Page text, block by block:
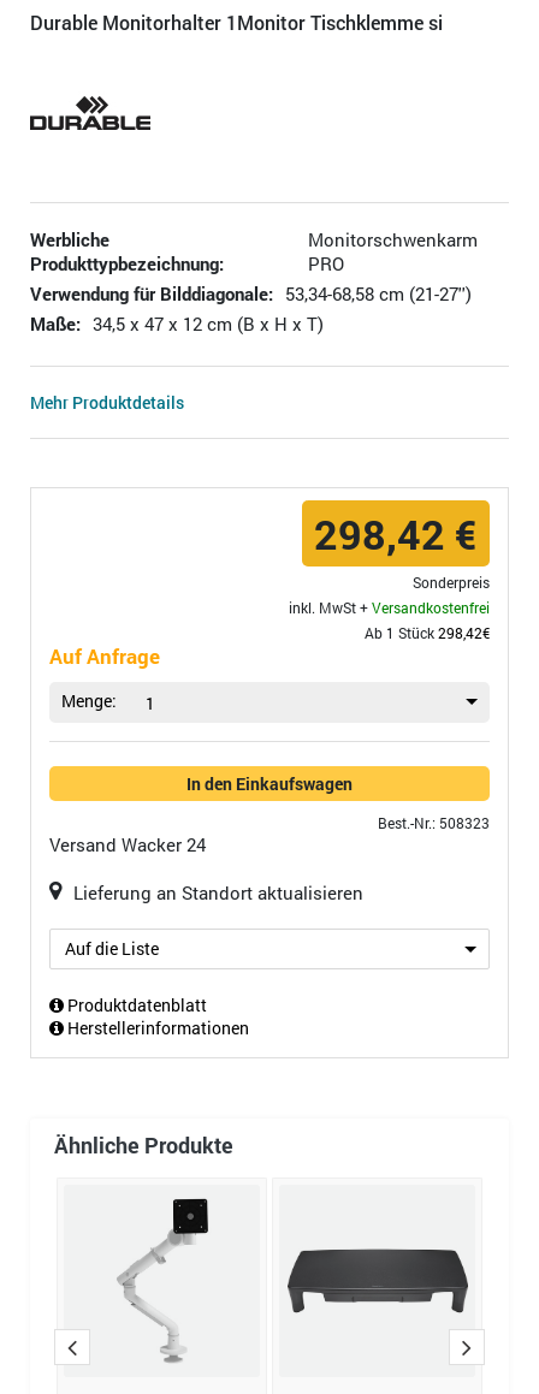
Durable Monitorhalter 1Monitor Tischklemme si
Werbliche
Produkttypbezeichnung:
Monitorschwenkarm
PRO
Verwendung für Bilddiagonale: 53,34-68,58 cm (21-27'')
Maße: 34,5 x 47 x 12 cm (B x H x T)
Mehr Produktdetails
298,42 €
Sonderpreis
inkl. MwSt +Versandkostenfrei
Ab 1 Stück298,42€
Auf Anfrage
Menge: 1
In den Einkaufswagen
Best.-Nr.: 508323
Versand Wacker 24
Lieferung an Standort aktualisieren
Auf die Liste
Produktdatenblatt
Herstellerinformationen
Ähnliche Produkte